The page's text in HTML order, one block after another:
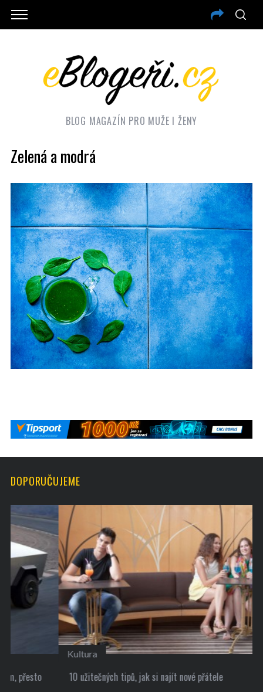
BLOG MAGAZÍN PRO MUŽE I ŽENY
Zelená a modrá
DOPORUČUJEME
Kultura
10 užitečných tipů, jak si najít nové přátele